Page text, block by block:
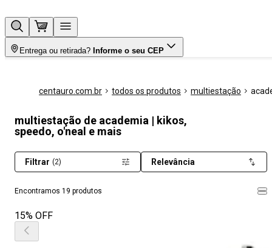
Entrega ou retirada? Informe o seu CEP
centauro.com.br todos os produtos multiestação
multiestação de academia | kikos,
speedo, o'neal e mais
Encontramos 19 produtos
Filtrar (2) Relevância
15% OFF